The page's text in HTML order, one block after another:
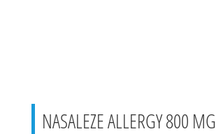
NASALEZE ALLERGY 800 MG
pomocí těchto
cookies
zpracováváme